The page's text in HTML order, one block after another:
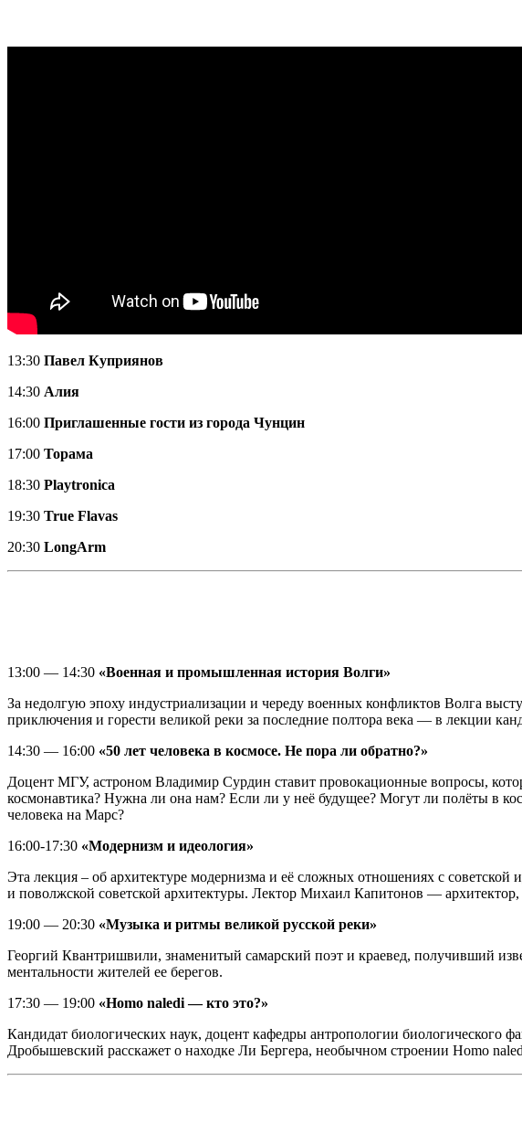
13:30 Павел Куприянов
14:30 Алия
16:00 Приглашенные гости из города Чунцин
17:00 Торама
18:30 Playtronica
19:30 True Flavas
20:30 LongArm
13:00 — 14:30 «Военная и промышленная история Волги»
За недолгую эпоху индустриализации и череду военных конфликтов Волга
приключения и горести великой реки за последние полтора века — в лекции
14:30 — 16:00 «50 лет человека в космосе. Не пора ли обратно?»
Доцент МГУ, астроном Владимир Сурдин ставит провокационные вопросы,
космонавтика? Нужна ли она нам? Если ли у неё будущее? Могут ли полёты в
человека на Марс?
16:00-17:30 «Модернизм и идеология»
Эта лекция – об архитектуре модернизма и её сложных отношениях с
и поволжской советской архитектуры. Лектор Михаил Капитонов —
19:00 — 20:30 «Музыка и ритмы великой русской реки»
Георгий Квантришвили, знаменитый самарский поэт и краевед, получивший
ментальности жителей ее берегов.
17:30 — 19:00 «Homo naledi — кто это?»
Кандидат биологических наук, доцент кафедры антропологии
Дробышевский расскажет о находке Ли Бергера, необычном строении Homo